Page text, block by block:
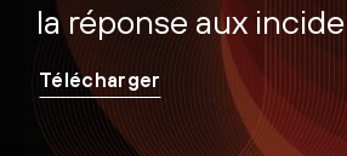
la réponse aux
Télécharger